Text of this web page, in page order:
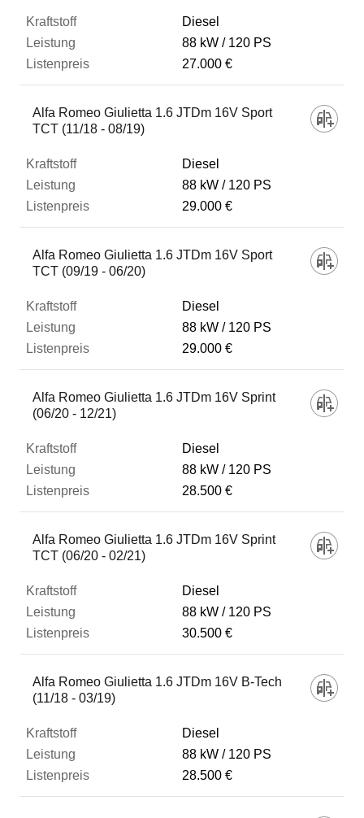
Diesel
88 kW
120 PS
27.000 €
Alfa Romeo Giulietta 1.6 JTDm 16V Sport
TCT (11/18 - 08/19)
Diesel
88 kW
120 PS
29.000 €
Alfa Romeo Giulietta 1.6 JTDm 16V Sport
TCT (09/19 - 06/20)
Diesel
88 kW
120 PS
29.000 €
Alfa Romeo Giulietta 1.6 JTDm 16V Sprint
(06/20 - 12/21)
Diesel
88 kW
120 PS
28.500 €
Alfa Romeo Giulietta 1.6 JTDm 16V Sprint
TCT (06/20 - 02/21)
Diesel
88 kW
120 PS
30.500 €
Alfa Romeo Giulietta 1.6 JTDm 16V B-Tech
(11/18 - 03/19)
Diesel
88 kW
120 PS
28.500 €